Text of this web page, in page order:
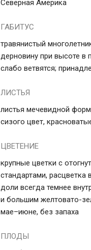
Северная Америка
ГАБИТУС
травянистый
дерновину при высоте в
слабо ветвятся;
ЛИСТЬЯ
листья мечевидной
сизого цвет,
ЦВЕТЕНИЕ
крупные цветки с
стандартами, расцветка
доли всегда темнее
и большим желтовато-
мае–июне, без запаха
ПЛОДЫ